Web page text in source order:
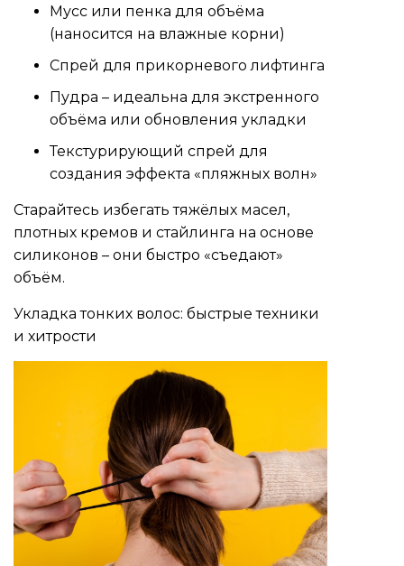
Мусс или пенка для объёма
(наносится на влажные корни)
Спрей для прикорневого лифтинга
Пудра – идеальна для экстренного
объёма или обновления укладки
Текстурирующий спрей для
создания эффекта «пляжных волн»
Старайтесь избегать тяжёлых масел,
плотных кремов и стайлинга на основе
силиконов – они быстро «съедают»
объём.
Укладка тонких волос: быстрые техники
и хитрости